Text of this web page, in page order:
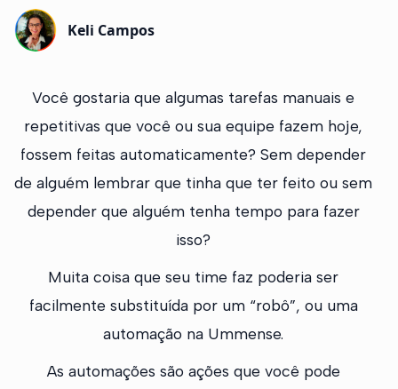
Keli Campos
Você gostaria que algumas tarefas manuais e
repetitivas que você ou sua equipe fazem hoje,
fossem feitas automaticamente? Sem depender
de alguém lembrar que tinha que ter feito ou sem
depender que alguém tenha tempo para fazer
isso?
Muita coisa que seu time faz poderia ser
facilmente substituída por um “robô”, ou uma
automação na Ummense.
As automações são ações que você pode